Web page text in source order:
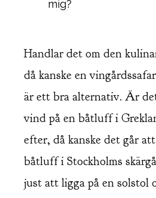
mig?
Handlar det om den
då kanske en
är ett bra alternativ. Är
vind på en båtluff i
efter, då kanske det går
båtluff i Stockholms
just att ligga på en solstol